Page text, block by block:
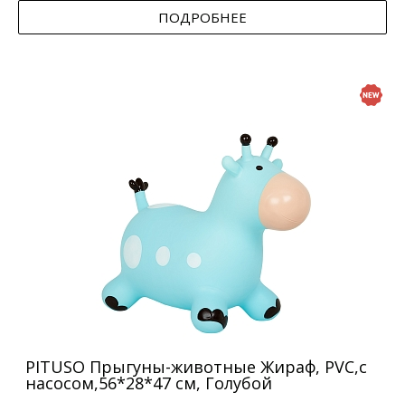
ПОДРОБНЕЕ
PITUSO Прыгуны-животные Жираф, PVC,с
насосом,56*28*47 см, Голубой